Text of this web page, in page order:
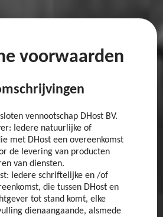
voorwaarden
vennootschap DHost BV.
Iedere natuurlijke of
met DHost een overeenkomst
de levering van producten
van diensten.
Iedere schriftelijke en /of
die tussen DHost en
tot stand komt, elke
dienaangaande, alsmede